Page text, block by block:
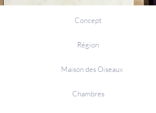
Concept
Région
Maison des Oiseaux
Chambres